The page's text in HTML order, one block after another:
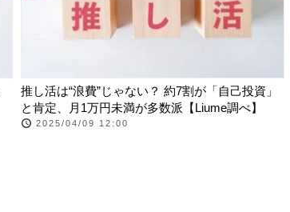
推し活は“浪費”じゃない？ 約7割が「自己投資」
と肯定、月1万円未満が多数派【Liume調べ】
2025/04/09 12:00